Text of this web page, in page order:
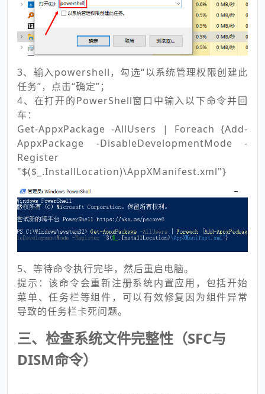
3、输入powershell，勾选“以系统管理权限创建此
任务”，点击“确定”；
4、在打开的PowerShell窗口中输入以下命令并回
车：
Get-AppxPackage -AllUsers | Foreach {Add-
AppxPackage -DisableDevelopmentMode -
Register
"$($_.InstallLocation)\AppXManifest.xml"}
5、等待命令执行完毕，然后重启电脑。
提示：该命令会重新注册系统内置应用，包括开始
菜单、任务栏等组件，可以有效修复因为组件异常
导致的任务栏卡死问题。
三、检查系统文件完整性（SFC与
DISM命令）